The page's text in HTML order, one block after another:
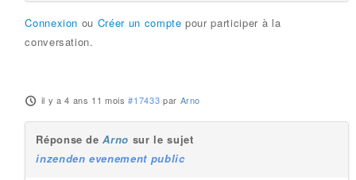
Connexion ou Créer un compte pour participer à la
conversation.
il y a 4 ans 11 mois #17433 par Arno
Réponse deArno sur le sujet
inzenden evenement public